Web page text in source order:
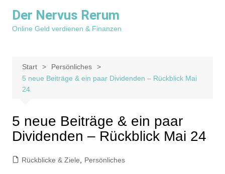
Inhalt
springen
Der Nervus Rerum
Online Geld verdienen & Finanzen
Start
Persönliches
5 neue Beiträge & ein paar Dividenden – Rückblick Mai
24
5 neue Beiträge & ein paar
Dividenden – Rückblick Mai 24
Rückblicke & Ziele Persönliches